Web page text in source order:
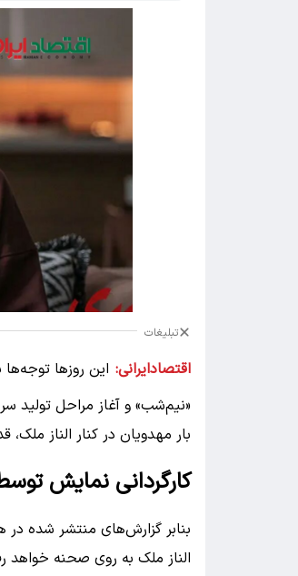
تبلیغات
اقتصادایرانی: این روزها
«نیم‌شب» و آغاز مراحل تولید
بار مهدویان در کنار الناز
کارگردانی نمایش
بنابر گزارش‌های منتشر شده
الناز ملک به روی صحنه خواهد